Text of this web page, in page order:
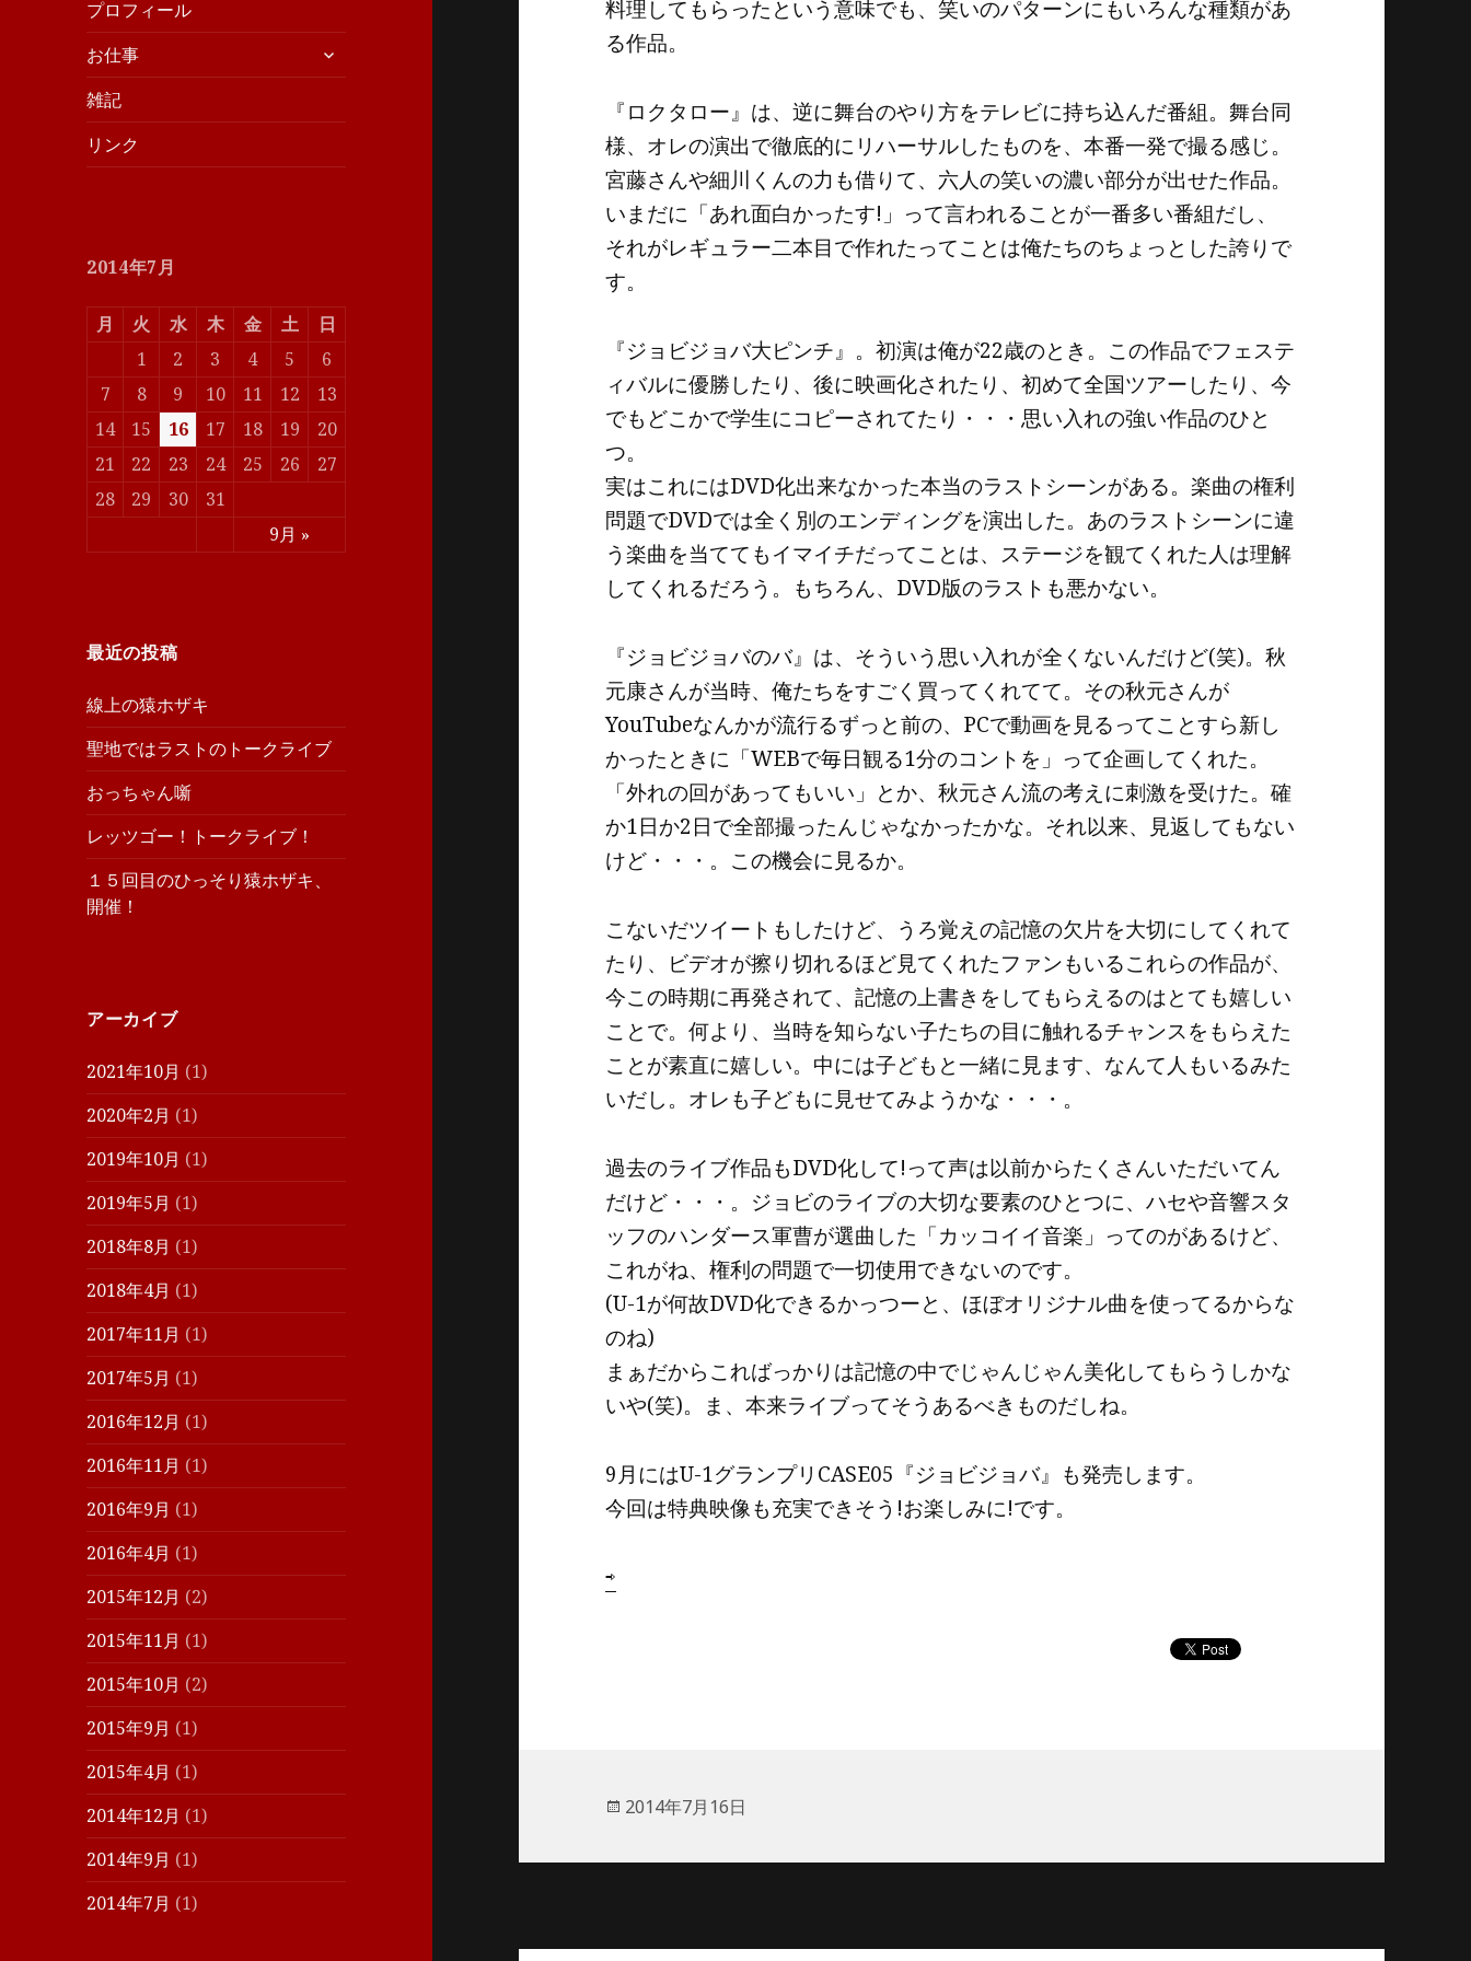
プロフィール
お仕事
サ
ブ
ニ
ー
雑記
リンク
2014年7月
月 火 水 木 金 土 日
9月 »
1 2 3 4 5
6
7
8 9 10 11 12
13
14
15 16 17 18 19
20
21
22 23 24 25 26
27
28
29 30 31
最近の投稿
線上の猿ホザキ
聖地ではラストのトークライブ
おっちゃん噺
レッツゴー！トークライブ！
１５回目のひっそり猿ホザキ、
開催！
アーカイブ
2021年10月 (1)
2020年2月 (1)
2019年10月 (1)
2019年5月 (1)
2018年8月 (1)
2018年4月 (1)
2017年11月 (1)
2017年5月 (1)
2016年12月 (1)
2016年11月 (1)
2016年9月 (1)
2016年4月 (1)
2015年12月 (2)
2015年11月 (1)
2015年10月 (2)
2015年9月 (1)
2015年4月 (1)
2014年12月 (1)
2014年9月 (1)
2014年7月 (1)
料理してもらったという意味でも、笑いのパターンにもいろんな種類があ
る作品。
『ロクタロー』は、逆に舞台のやり方をテレビに持ち込んだ番組。舞台同
様、オレの演出で徹底的にリハーサルしたものを、本番一発で撮る感じ。
宮藤さんや細川くんの力も借りて、六人の笑いの濃い部分が出せた作品。
いまだに「あれ面白かったす!」って言われることが一番多い番組だし、
それがレギュラー二本目で作れたってことは俺たちのちょっとした誇りで
す。
『ジョビジョバ大ピンチ』。初演は俺が22歳のとき。この作品でフェステ
ィバルに優勝したり、後に映画化されたり、初めて全国ツアーしたり、今
でもどこかで学生にコピーされてたり・・・思い入れの強い作品のひと
つ。
実はこれにはDVD化出来なかった本当のラストシーンがある。楽曲の権利
問題でDVDでは全く別のエンディングを演出した。あのラストシーンに違
う楽曲を当ててもイマイチだってことは、ステージを観てくれた人は理解
してくれるだろう。もちろん、DVD版のラストも悪かない。
『ジョビジョバのバ』は、そういう思い入れが全くないんだけど(笑)。秋
元康さんが当時、俺たちをすごく買ってくれてて。その秋元さんが
YouTubeなんかが流行るずっと前の、PCで動画を見るってことすら新し
かったときに「WEBで毎日観る1分のコントを」って企画してくれた。
「外れの回があってもいい」とか、秋元さん流の考えに刺激を受けた。確
か1日か2日で全部撮ったんじゃなかったかな。それ以来、見返してもない
けど・・・。この機会に見るか。
こないだツイートもしたけど、うろ覚えの記憶の欠片を大切にしてくれて
たり、ビデオが擦り切れるほど見てくれたファンもいるこれらの作品が、
今この時期に再発されて、記憶の上書きをしてもらえるのはとても嬉しい
ことで。何より、当時を知らない子たちの目に触れるチャンスをもらえた
ことが素直に嬉しい。中には子どもと一緒に見ます、なんて人もいるみた
いだし。オレも子どもに見せてみようかな・・・。
過去のライブ作品もDVD化して!って声は以前からたくさんいただいてん
だけど・・・。ジョビのライブの大切な要素のひとつに、ハセや音響スタ
ッフのハンダース軍曹が選曲した「カッコイイ音楽」ってのがあるけど、
これがね、権利の問題で一切使用できないのです。
(U-1が何故DVD化できるかっつーと、ほぼオリジナル曲を使ってるからな
のね)
まぁだからこればっかりは記憶の中でじゃんじゃん美化してもらうしかな
いや(笑)。ま、本来ライブってそうあるべきものだしね。
9月にはU-1グランプリCASE05『ジョビジョバ』も発売します。
今回は特典映像も充実できそう!お楽しみに!です。
⇨
投
日:
2014年7月16日